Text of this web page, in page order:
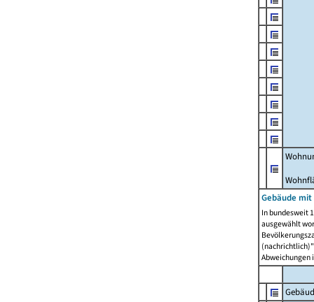
Gebäude
In bundesweit
ausgewählt
Abweichungen